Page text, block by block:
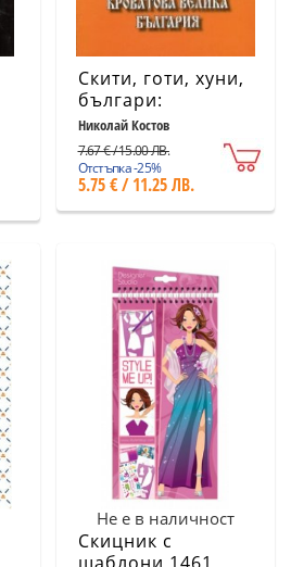
Скити, готи, хуни,
българи:
Кроватова Велика
България
Николай Костов
7.67 € / 15.00 ЛВ.
Отстъпка -25%
5.75 € / 11.25 ЛВ.
Не е в наличност
Скицник с